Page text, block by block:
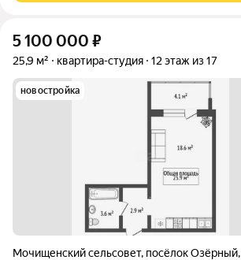
5 100 000 ₽
25,9 м² квартира-студия 12 этаж из 17
новостройка
Мочищенский сельсовет, посёлок Озёрный,